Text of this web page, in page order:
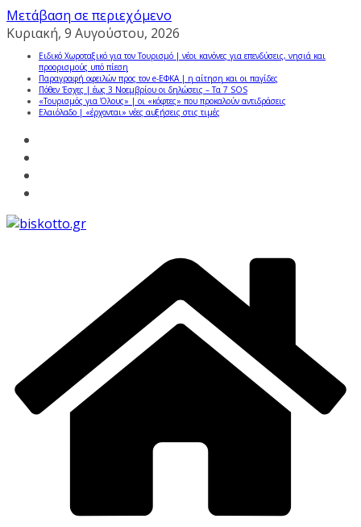
Μετάβαση σε περιεχόμενο
Κυριακή, 9 Αυγούστου, 2026
Ειδικό Χωροταξικό για τον Τουρισμό | νέοι κανόνες για επενδύσεις, νησιά και
προορισμούς υπό πίεση
Παραγραφή οφειλών προς τον e-ΕΦΚΑ | η αίτηση και οι παγίδες
Πόθεν Έσχες | έως 3 Νοεμβρίου οι δηλώσεις – Τα 7 SOS
«Τουρισμός για Όλους» | οι «κόφτες» που προκαλούν αντιδράσεις
Ελαιόλαδο | «έρχονται» νέες αυξήσεις στις τιμές